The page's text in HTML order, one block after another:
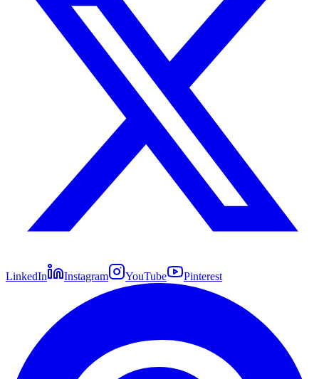
LinkedIn Instagram YouTube Pinterest